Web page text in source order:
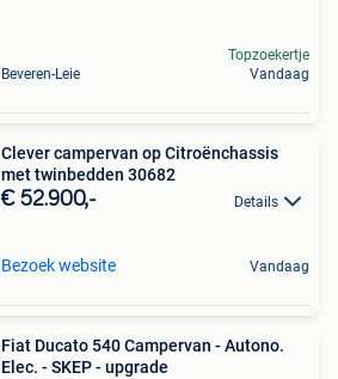
Beveren-Leie
Topzoekertje
Vandaag
Clever campervan op Citroënchassis
met twinbedden 30682
€ 52.900,- Details
Bezoek website Vandaag
Fiat Ducato 540 Campervan - Autono.
Elec. - SKEP - upgrade